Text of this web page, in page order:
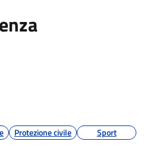
Protezione civile
Sport